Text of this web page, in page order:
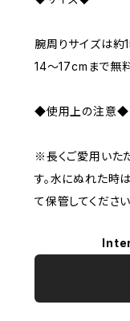
腕周りサイズは約
14～17cmまで無
◆使用上の注意◆
※長くご愛用いた
す。水にぬれた時
て保管してください